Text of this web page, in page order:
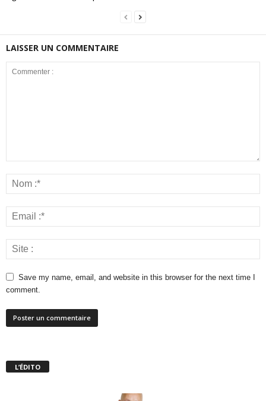
LAISSER UN COMMENTAIRE
Save my name, email, and website in this browser for the next time I
comment.
L’ÉDITO